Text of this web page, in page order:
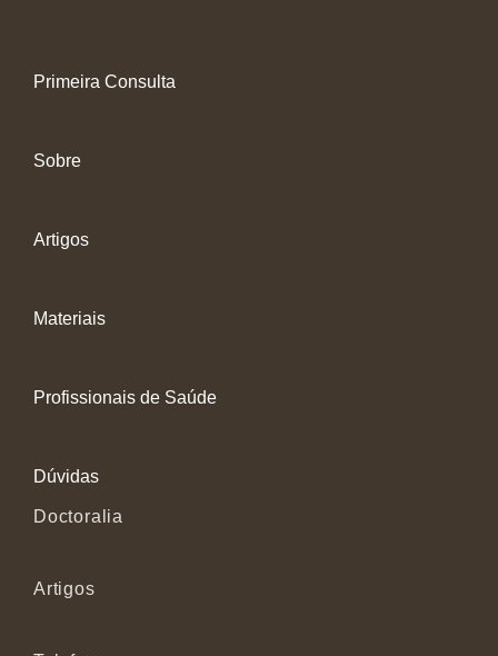
Primeira Consulta
Sobre
Artigos
Materiais
Profissionais de Saúde
Dúvidas
Doctoralia
Artigos